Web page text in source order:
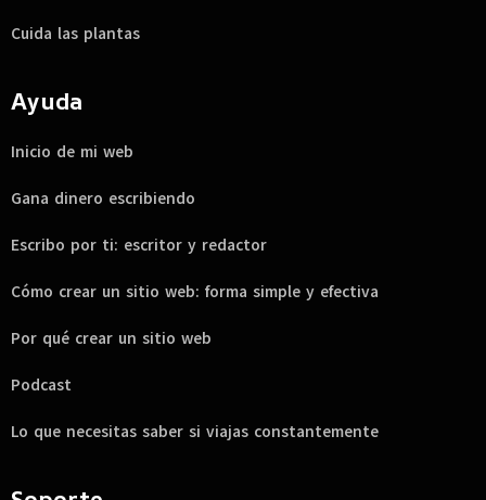
Cuida las plantas
Ayuda
Inicio de mi web
Gana dinero escribiendo
Escribo por ti: escritor y redactor
Cómo crear un sitio web: forma simple y efectiva
Por qué crear un sitio web
Podcast
Lo que necesitas saber si viajas constantemente